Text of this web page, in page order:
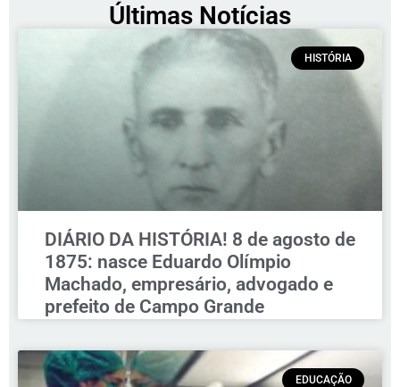
Últimas Notícias
HISTÓRIA
DIÁRIO DA HISTÓRIA! 8 de agosto de
1875: nasce Eduardo Olímpio
Machado, empresário, advogado e
prefeito de Campo Grande
EDUCAÇÃO